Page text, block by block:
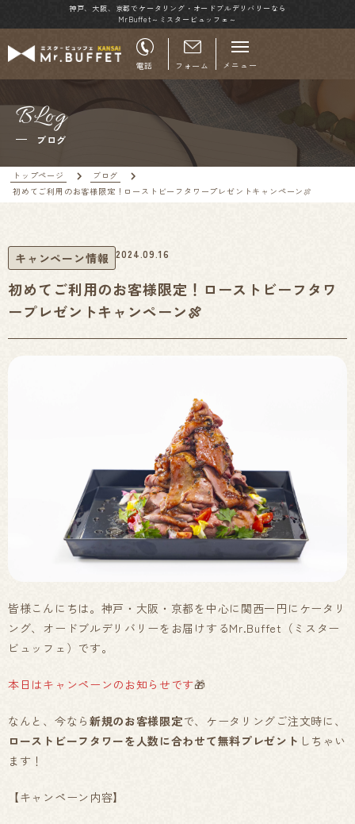
神戸、大阪、京都でケータリング・オードブルデリバリーなら
MrBuffet～ミスタービュッフェ～
電話 フォーム メニュー
BLog
ブログ
トップページ
ブログ
初めてご利用のお客様限定！ローストビーフタワープレゼントキャンペーン🍖
キャンペーン情報 2024.09.16
初めてご利用のお客様限定！ローストビーフタワ
ープレゼントキャンペーン🍖
皆様こんにちは。神戸・大阪・京都を中心に関西一円にケータリ
ング、オードブルデリバリーをお届けするMr.Buffet（ミスター
ビュッフェ）です。
本日はキャンペーンのお知らせです🎁
なんと、今なら 新規のお客様限定で、ケータリングご注文時に、
ローストビーフタワーを人数に合わせて無料プレゼント しちゃい
ます！
【キャンペーン内容】